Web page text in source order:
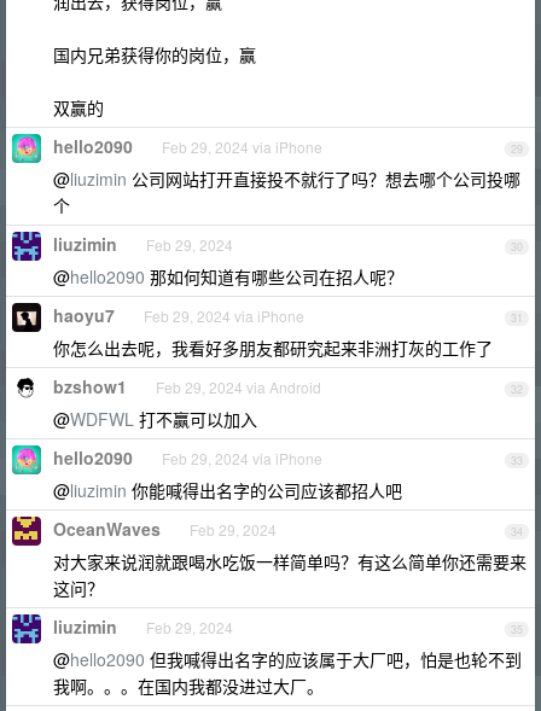
国内兄弟获得你的岗位，赢
双赢的
29
hello2090 Feb 29, 2024 via iPhone
@liuzimin 公司网站打开直接投不就行了吗？想去哪个公司投哪
个
30
liuzimin Feb 29, 2024
@hello2090 那如何知道有哪些公司在招人呢？
31
haoyu7 Feb 29, 2024 via iPhone
你怎么出去呢，我看好多朋友都研究起来非洲打灰的工作了
32
bzshow1 Feb 29, 2024 via Android
@WDFWL 打不赢可以加入
33
hello2090 Feb 29, 2024 via iPhone
@liuzimin 你能喊得出名字的公司应该都招人吧
34
OceanWaves Feb 29, 2024
对大家来说润就跟喝水吃饭一样简单吗？有这么简单你还需要来
这问？
35
liuzimin Feb 29, 2024
@hello2090 但我喊得出名字的应该属于大厂吧，怕是也轮不到
我啊。。。在国内我都没进过大厂。